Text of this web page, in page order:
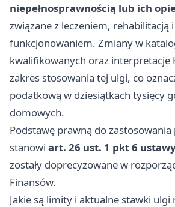
niepełnosprawnością lub ich
związane z leczeniem, rehabilitacją
funkcjonowaniem. Zmiany w
kwalifikowanych oraz interpretacje
zakres stosowania tej ulgi, co
podatkową w dziesiątkach tysięcy
domowych.
Podstawę prawną do
stanowi art. 26 ust. 1 pkt 6
zostały doprecyzowane w
Finansów.
Jakie są limity i aktualne stawki